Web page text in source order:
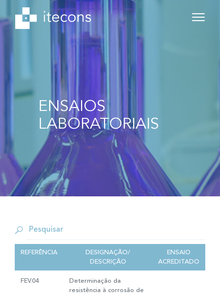
ENSAIOS
LABORATORIAIS
REFERÊNCIA
DESIGNAÇÃO/
DESCRIÇÃO
ENSAIO
ACREDITADO
FEV.04
Determinação da
resistência à corrosão de